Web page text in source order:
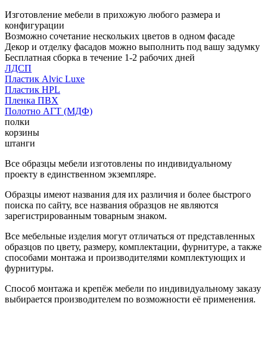
Изготовление мебели в прихожую любого размера и
конфигурации
Возможно сочетание нескольких цветов в одном фасаде
Декор и отделку фасадов можно выполнить под вашу задумку
Бесплатная сборка в течение 1-2 рабочих дней
ЛДСП
Пластик Alvic Luxe
Пластик HPL
Пленка ПВХ
Полотно АГТ (МДФ)
полки
корзины
штанги
Все образцы мебели изготовлены по индивидуальному
проекту в единственном экземпляре.
Образцы имеют названия для их различия и более быстрого
поиска по сайту, все названия образцов не являются
зарегистрированным товарным знаком.
Все мебельные изделия могут отличаться от представленных
образцов по цвету, размеру, комплектации, фурнитуре, а также
способами монтажа и производителями комплектующих и
фурнитуры.
Способ монтажа и крепёж мебели по индивидуальному заказу
выбирается производителем по возможности её применения.